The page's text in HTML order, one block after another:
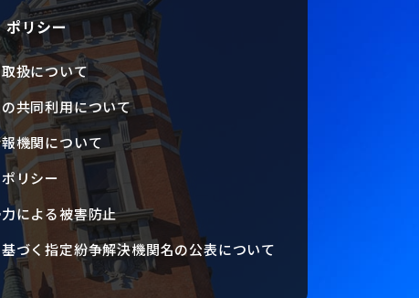
ポリシー
扱について
共同利用について
機関について
リシー
による被害防止
づく指定紛争解決機関名の公表について